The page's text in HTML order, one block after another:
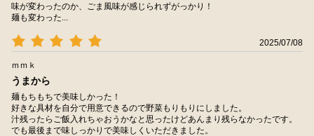
味が変わったのか、ごま風味が感じられずがっかり！
麺も変わった...
2025/07/08
ｍｍｋ
うまから
麺もちもちで美味しかった！
好きな具材を自分で用意できるので野菜もりもりにしました。
汁残ったらご飯入れちゃおうかなと思ったけどあんまり残らなかったです。
でも最後まで味しっかりで美味しくいただきました。